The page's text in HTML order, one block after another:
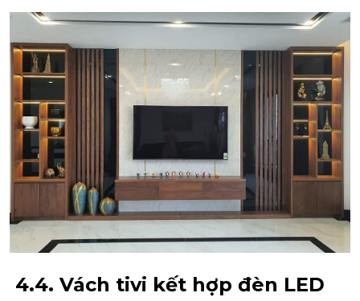
4.4. Vách tivi kết hợp đèn LED